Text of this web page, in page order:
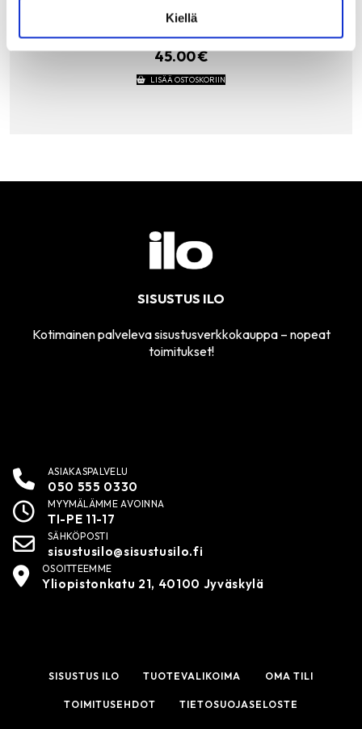
Kiellä
ruostumattomasta teräksestä valmistetut Annan kasvot.
Mukana tulee myös teräksestä valmistettu…
45.00€
LISÄÄ OSTOSKORIIN
SISUSTUS ILO
Kotimainen palveleva sisustusverkkokauppa – nopeat
toimitukset!
ASIAKASPALVELU
050 555 0330
MYYMÄLÄMME AVOINNA
TI-PE 11-17
SÄHKÖPOSTI
sisustusilo@sisustusilo.fi
OSOITTEEMME
Yliopistonkatu 21, 40100 Jyväskylä
SISUSTUS ILO TUOTEVALIKOIMA OMA TILI
TOIMITUSEHDOT TIETOSUOJASELOSTE